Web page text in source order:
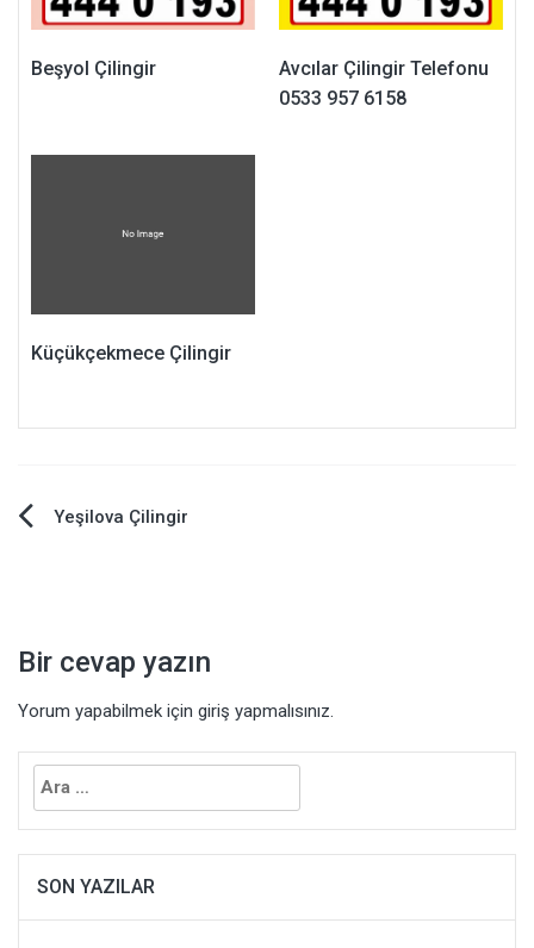
Beşyol Çilingir
Avcılar Çilingir Telefonu
0533 957 6158
Küçükçekmece Çilingir
YazıYeşilova Çilingir
Bir cevap yazın
Yorum yapabilmek için giriş yapmalısınız.
Arama:
SON YAZILAR